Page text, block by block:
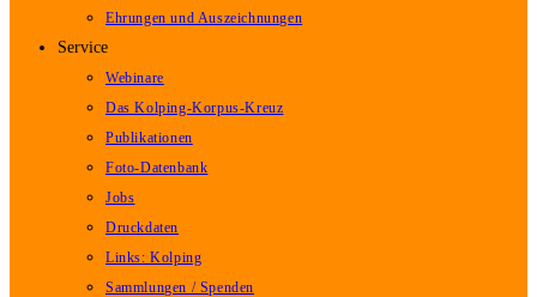
Ehrungen und Auszeichnungen
Service
Webinare
Das Kolping-Korpus-Kreuz
Publikationen
Foto-Datenbank
Jobs
Druckdaten
Links: Kolping
Sammlungen / Spenden